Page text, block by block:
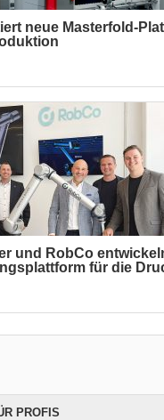
neue Masterfold-
und RobCo
für die
PROFIS